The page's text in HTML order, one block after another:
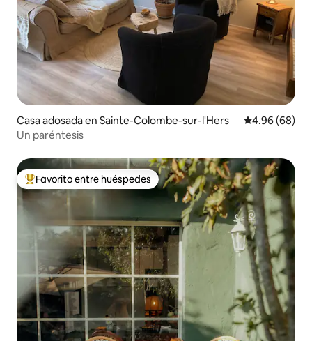
Casa adosada en Sainte-Colombe-sur-l'Hers Calificación
4.96 (68)
Un paréntesis
Favorito entre huéspedes preferido
Favorito entre huéspedes